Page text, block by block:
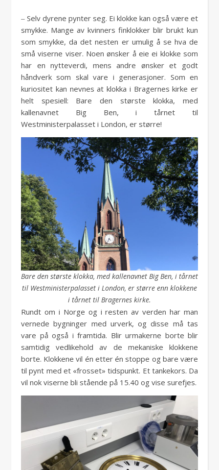
‒ Selv dyrene pynter seg. Ei klokke kan også være et
smykke. Mange av kvinners finklokker blir brukt kun
som smykke, da det nesten er umulig å se hva de
små viserne viser. Noen ønsker å eie ei klokke som
har en nytteverdi, mens andre ønsker et godt
håndverk som skal vare i generasjoner. Som en
kuriositet kan nevnes at klokka i Bragernes kirke er
helt spesiell: Bare den største klokka, med
kallenavnet Big Ben, i tårnet til
Westministerpalasset i London, er større!
Bare den største klokka, med kallenavnet Big Ben, i tårnet
til Westministerpalasset i London, er større enn klokkene
i tårnet til Bragernes kirke.
Rundt om i Norge og i resten av verden har man
vernede bygninger med urverk, og disse må tas
vare på også i framtida. Blir urmakerne borte blir
samtidig vedlikehold av de mekaniske klokkene
borte. Klokkene vil én etter én stoppe og bare være
til pynt med et «frosset» tidspunkt. Et tankekors. Da
vil nok viserne bli stående på 15.40 og vise surefjes.